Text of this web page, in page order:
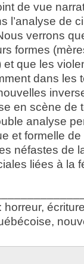
de vue
l’analyse de
verrons
formes
que les
dans les
en scène de
analyse
et formelle de
néfastes de
liées à la
horreur,